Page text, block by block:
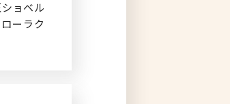
ョベル
ーラク